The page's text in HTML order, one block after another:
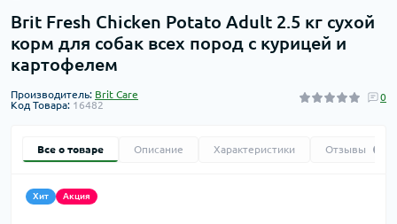
Brit Fresh Chicken Potato Adult 2.5 кг сухой
корм для собак всех пород с курицей и
картофелем
Производитель: Brit Care
Код Товара: 16482
0
Все о товаре Описание Характеристики Отзывы
Хит Акция